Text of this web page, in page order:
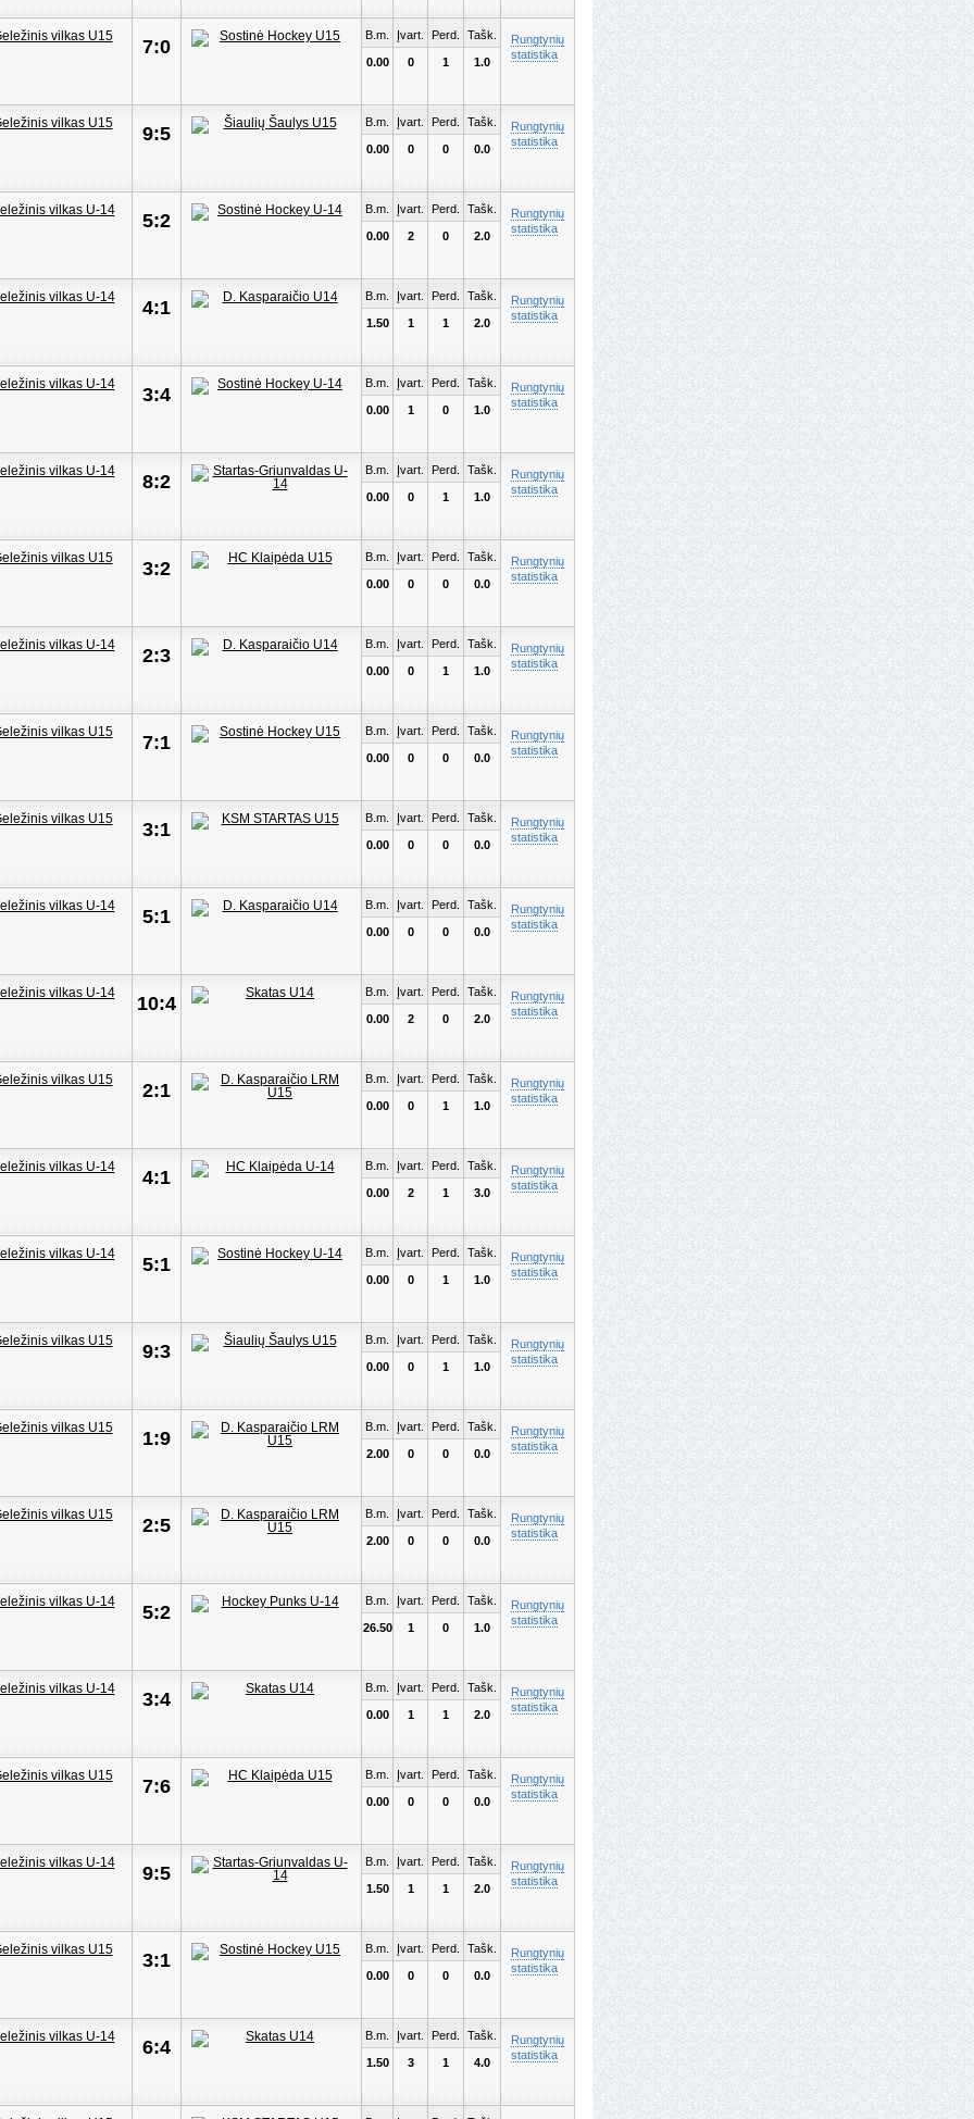
7:0
B.m.
0.00
Įvart.
0
Perd.
1
Tašk.
1.0
Rungtynių
statistika
9:5
B.m.
0.00
Įvart.
0
Perd.
0
Tašk.
0.0
Rungtynių
statistika
5:2
B.m.
0.00
Įvart.
2
Perd.
0
Tašk.
2.0
Rungtynių
statistika
4:1
B.m.
1.50
Įvart.
1
Perd.
1
Tašk.
2.0
Rungtynių
statistika
3:4
B.m.
0.00
Įvart.
1
Perd.
0
Tašk.
1.0
Rungtynių
statistika
8:2
B.m.
0.00
Įvart.
0
Perd.
1
Tašk.
1.0
Rungtynių
statistika
3:2
B.m.
0.00
Įvart.
0
Perd.
0
Tašk.
0.0
Rungtynių
statistika
2:3
B.m.
0.00
Įvart.
0
Perd.
1
Tašk.
1.0
Rungtynių
statistika
7:1
B.m.
0.00
Įvart.
0
Perd.
0
Tašk.
0.0
Rungtynių
statistika
3:1
B.m.
0.00
Įvart.
0
Perd.
0
Tašk.
0.0
Rungtynių
statistika
5:1
B.m.
0.00
Įvart.
0
Perd.
0
Tašk.
0.0
Rungtynių
statistika
10:4
B.m.
0.00
Įvart.
2
Perd.
0
Tašk.
2.0
Rungtynių
statistika
2:1
B.m.
0.00
Įvart.
0
Perd.
1
Tašk.
1.0
Rungtynių
statistika
4:1
B.m.
0.00
Įvart.
2
Perd.
1
Tašk.
3.0
Rungtynių
statistika
5:1
B.m.
0.00
Įvart.
0
Perd.
1
Tašk.
1.0
Rungtynių
statistika
9:3
B.m.
0.00
Įvart.
0
Perd.
1
Tašk.
1.0
Rungtynių
statistika
1:9
B.m.
2.00
Įvart.
0
Perd.
0
Tašk.
0.0
Rungtynių
statistika
2:5
B.m.
2.00
Įvart.
0
Perd.
0
Tašk.
0.0
Rungtynių
statistika
5:2
B.m.
26.50
Įvart.
1
Perd.
0
Tašk.
1.0
Rungtynių
statistika
3:4
B.m.
0.00
Įvart.
1
Perd.
1
Tašk.
2.0
Rungtynių
statistika
7:6
B.m.
0.00
Įvart.
0
Perd.
0
Tašk.
0.0
Rungtynių
statistika
9:5
B.m.
1.50
Įvart.
1
Perd.
1
Tašk.
2.0
Rungtynių
statistika
3:1
B.m.
0.00
Įvart.
0
Perd.
0
Tašk.
0.0
Rungtynių
statistika
6:4
B.m.
1.50
Įvart.
3
Perd.
1
Tašk.
4.0
Rungtynių
statistika